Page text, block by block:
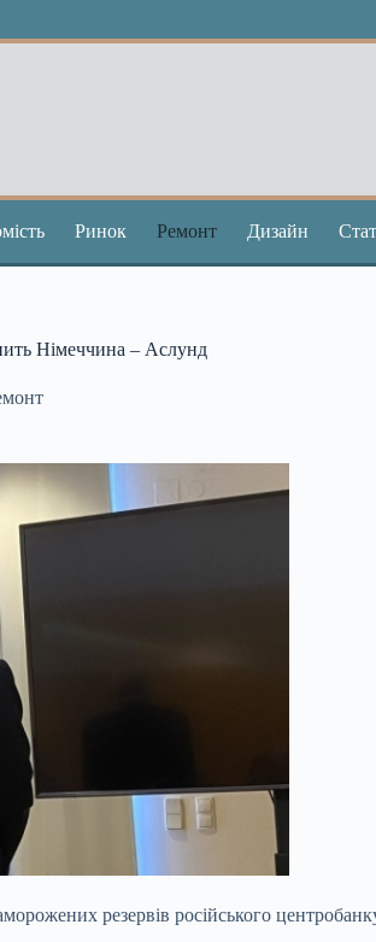
Ринок Ремонт Дизайн
Німеччина – Аслунд
резервів російського